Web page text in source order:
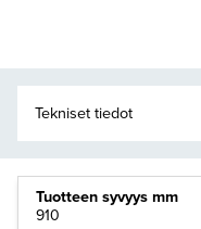
Tuotteen syvyys mm
910